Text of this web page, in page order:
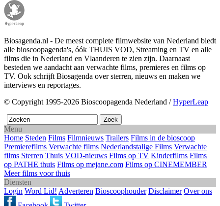
Biosagenda.nl - De meest complete filmwebsite van Nederland biedt
alle bioscoopagenda's, óók THUIS VOD, Streaming en TV en alle
films die in Nederland en Vlaanderen te zien zijn. Daarnaast
besteden we aandacht aan verwachte films, premieres en films op
TV. Ook schrijft Biosagenda over sterren, nieuws en maken we
interviews en reportages.
© Copyright 1995-2026 Bioscoopagenda Nederland /HyperLeap
Menu
Home Steden Films Filmnieuws Trailers Films in de bioscoop
Premierefilms Verwachte films Nederlandstalige Films Verwachte
films Sterren Thuis VOD-nieuws Films op TV Kinderfilms Films
op PATHE thuis Films op mejane.com Films op CINEMEMBER
Meer films voor thuis
Diensten
Login Word Lid! Adverteren Bioscoophouder Disclaimer Over ons